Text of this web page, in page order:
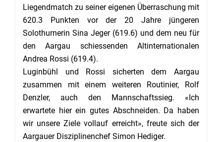
Liegendmatch zu seiner eigenen Überraschung mit
620.3 Punkten vor der 20 Jahre jüngeren
Solothurnerin Sina Jeger (619.6) und dem neu für
den Aargau schiessenden Altinternationalen
Andrea Rossi (619.4).
Luginbühl und Rossi sicherten dem Aargau
zusammen mit einem weiteren Routinier, Rolf
Denzler, auch den Mannschaftssieg. «Ich
erwartete hier ein gutes Abschneiden. Da haben
wir unsere Ziele vollauf erreicht», freute sich der
Aargauer Disziplinenchef Simon Hediger.